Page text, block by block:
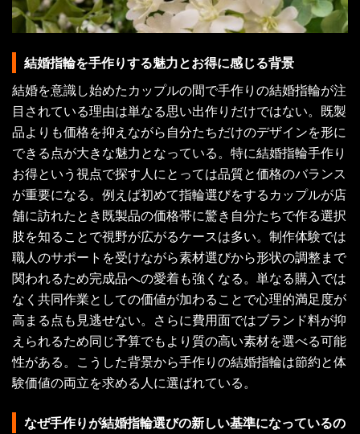
結婚指輪を手作りする魅力とお得に感じる背景
結婚を意識し始めたカップルの間で手作りの結婚指輪が注
目されている理由は単なる思い出作りだけではない。既製
品よりも価格を抑えながら自分たちだけのデザインを形に
できる点が大きな魅力となっている。特に結婚指輪手作り
お得という視点で探す人にとっては品質と価格のバランス
が重要になる。例えば初めて指輪選びをするカップルが店
舗に訪れたとき既製品の価格帯に驚き自分たちで作る選択
肢を知ることで視野が広がるケースは多い。制作体験では
職人のサポートを受けながら素材選びから形状の調整まで
関われるため完成品への愛着も強くなる。単なる購入では
なく共同作業としての価値が加わることで心理的満足度が
高まる点も見逃せない。さらに費用面ではブランド料が抑
えられるため同じ予算でもより質の高い素材を選べる可能
性がある。こうした背景から手作りの結婚指輪は節約と体
験価値の両立を求める人に選ばれている。
なぜ手作りが結婚指輪選びの新しい基準になっているの